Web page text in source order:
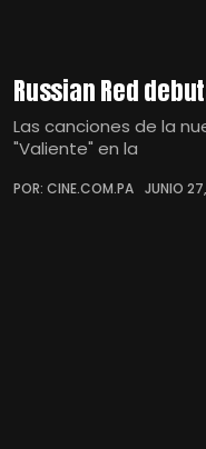
Russian Red
Las canciones de la
"Valiente" en la
POR: CINE.COM.PA JUNIO